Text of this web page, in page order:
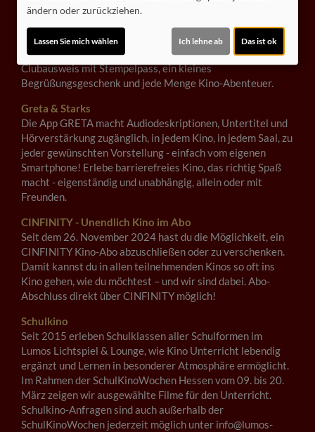
Kids Club
Der Lumos Kids Club ist dein Eintritt in die spannende Welt
des Kinos – kostenlos und exklusiv für Kinder von 6 bis 12
Jahren! Dich erwarten viele Vorteile wie z.B ein eigener
Clubausweis mit Stempelpass, ein kleines
Begrüßungsgeschenk und jede Menge Kino-Abenteuer.
Greta & Starks
Die App GRETA macht Audiodeskriptionen, Untertitel und
Hörverstärkung zugänglich, in jedem Kino, in jedem Saal, zu
jeder gewünschten Vorstellung - einfach vom eigenen
Smartphone! Erlebe barrierefreies Kino, das richtig Spaß
macht - eigenständig und unabhängig, allein oder mit
Freunden.
CINFINITY - Unendlich Kino im Abo
Seit dem 26. November 2024 hast du die Möglichkeit, ein
CINFINITY Kino-Abo abzuschließen oder zu verschenken.
Damit kannst du in allen teilnehmenden Kinos so oft ins
Kino gehen, wie du möchtest – und wir sind dabei. Abo-
Abschluss direkt über CINFINITY möglich!
Schulkino
Seit 2015 erleben Schulklassen aller Schulformen im
Lumos Lichtspiel & Lounge, wie Kino Unterricht lebendig
ergänzt und Lernen in besonderer Atmosphäre ermöglicht.
Im Rahmen der SchulKinoWochen Hessen vom 09. bis 20.
März zeigen wir ausgewählte Filme für den Unterricht.
Schulkino-Anfragen sind auch außerhalb der
SchulKinoWochen jederzeit möglich unter info@lumos-
ändern oder zurückziehen.
Lassen Sie mich wählen Ich lehne ab Das ist ok